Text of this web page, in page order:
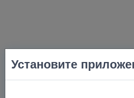
Установите